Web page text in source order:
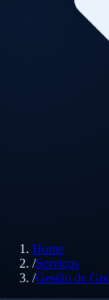
Home
/Serviços
/Gestão de